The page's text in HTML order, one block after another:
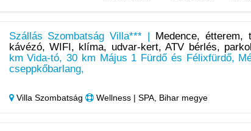
Szállás Szombatság Villa*** | Medence, étterem,
kávézó, WIFI, klíma, udvar-kert, ATV bérlés,
km Vida-tó, 30 km Május 1 Fürdő és Félixfürdő,
cseppkőbarlang,
Villa Szombatság Wellness | SPA, Bihar megye